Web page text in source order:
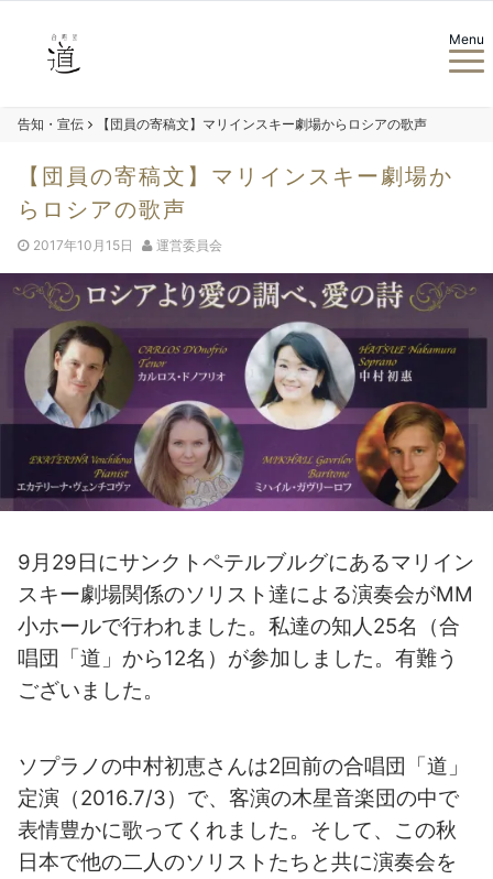
Menu
告知・宣伝 【団員の寄稿文】マリインスキー劇場からロシアの歌声
【団員の寄稿文】マリインスキー劇場か
らロシアの歌声
2017年10月15日 運営委員会
9月29日にサンクトペテルブルグにあるマリイン
スキー劇場関係のソリスト達による演奏会がMM
小ホールで行われました。私達の知人25名（合
唱団「道」から12名）が参加しました。有難う
ございました。
ソプラノの中村初恵さんは2回前の合唱団「道」
定演（2016.7/3）で、客演の木星音楽団の中で
表情豊かに歌ってくれました。そして、この秋
日本で他の二人のソリストたちと共に演奏会を